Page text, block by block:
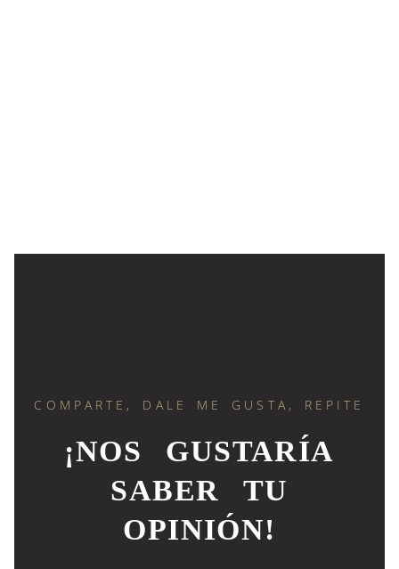
COMPARTE, DALE ME GUSTA, REPITE
¡NOS GUSTARÍA
SABER TU
OPINIÓN!